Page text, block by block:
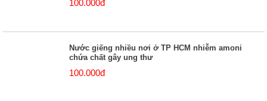
100.000đ
Nước giếng nhiều nơi ở TP HCM nhiễm amoni
chứa chất gây ung thư
100.000đ